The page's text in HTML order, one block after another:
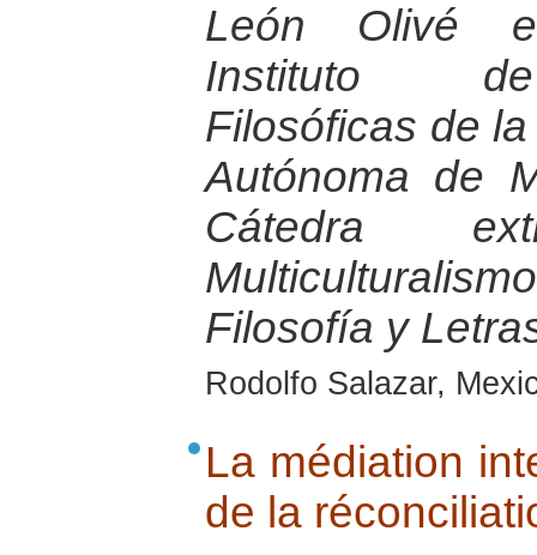
León Olivé
Instituto de
Filosóficas de
Autónoma de
Cátedra
Filosofía y
Rodolfo Salazar,
La médiation
de la